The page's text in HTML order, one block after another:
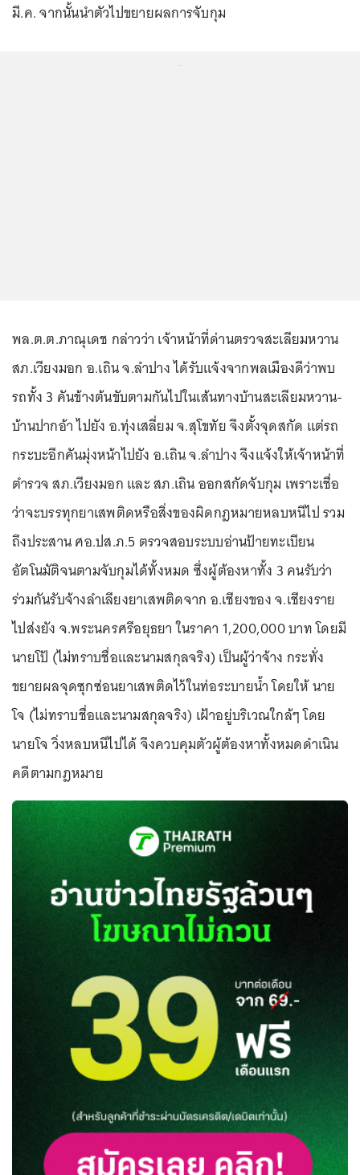
มี.ค. จากนั้นนำตัวไปขยายผลการจับกุม
พล.ต.ต.ภาณุเดช กล่าวว่า เจ้าหน้าที่ด่านตรวจสะเลียมหวาน
สภ.เวียงมอก อ.เถิน จ.ลำปาง ได้รับแจ้งจากพลเมืองดีว่าพบ
รถทั้ง 3 คันข้างต้นขับตามกันไปในเส้นทางบ้านสะเลียมหวาน-
บ้านปากอ้า ไปยัง อ.ทุ่งเสลี่ยม จ.สุโขทัย จึงตั้งจุดสกัด แต่รถ
กระบะอีกคันมุ่งหน้าไปยัง อ.เถิน จ.ลำปาง จึงแจ้งให้เจ้าหน้าที่
ตำรวจ สภ.เวียงมอก และ สภ.เถิน ออกสกัดจับกุม เพราะเชื่อ
ว่าจะบรรทุกยาเสพติดหรือสิ่งของผิดกฎหมายหลบหนีไป รวม
ถึงประสาน ศอ.ปส.ภ.5 ตรวจสอบระบบอ่านป้ายทะเบียน
อัตโนมัติจนตามจับกุมได้ทั้งหมด ซึ่งผู้ต้องหาทั้ง 3 คนรับว่า
ร่วมกันรับจ้างลำเลียงยาเสพติดจาก อ.เชียงของ จ.เชียงราย
ไปส่งยัง จ.พระนครศรีอยุธยา ในราคา 1,200,000 บาท โดยมี
นายโป้ (ไม่ทราบชื่อและนามสกุลจริง) เป็นผู้ว่าจ้าง กระทั่ง
ขยายผลจุดซุกซ่อนยาเสพติดไว้ในท่อระบายน้ำ โดยให้ นาย
โจ (ไม่ทราบชื่อและนามสกุลจริง) เฝ้าอยู่บริเวณใกล้ๆ โดย
นายโจ วิ่งหลบหนีไปได้ จึงควบคุมตัวผู้ต้องหาทั้งหมดดำเนิน
คดีตามกฎหมาย